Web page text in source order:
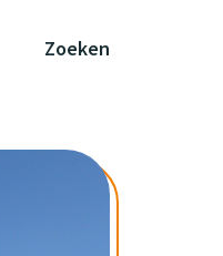
Zoeken